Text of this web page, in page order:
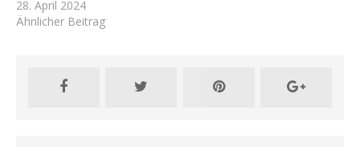
28. April 2024
Ähnlicher Beitrag